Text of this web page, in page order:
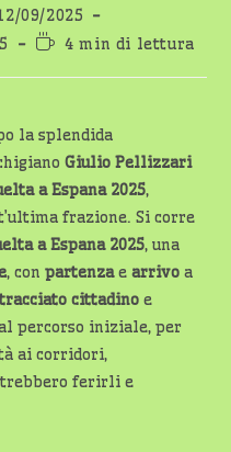
09/2025
Tempo
lettura:
4 min di lettura
la splendida
Giulio Pellizzari
a Espana 2025,
frazione. Si corre
a Espana 2025, una
, conpartenzaearrivoa
tracciato cittadino e
percorso iniziale, per
ai corridori,
ferirli e